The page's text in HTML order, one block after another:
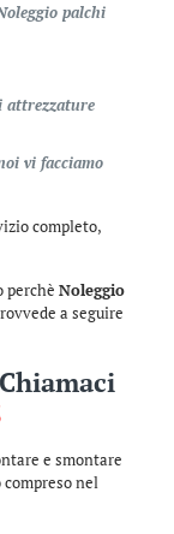
palchi
attrezzature
vi facciamo
completo,
perchè Noleggio
a seguire
e smontare
nel